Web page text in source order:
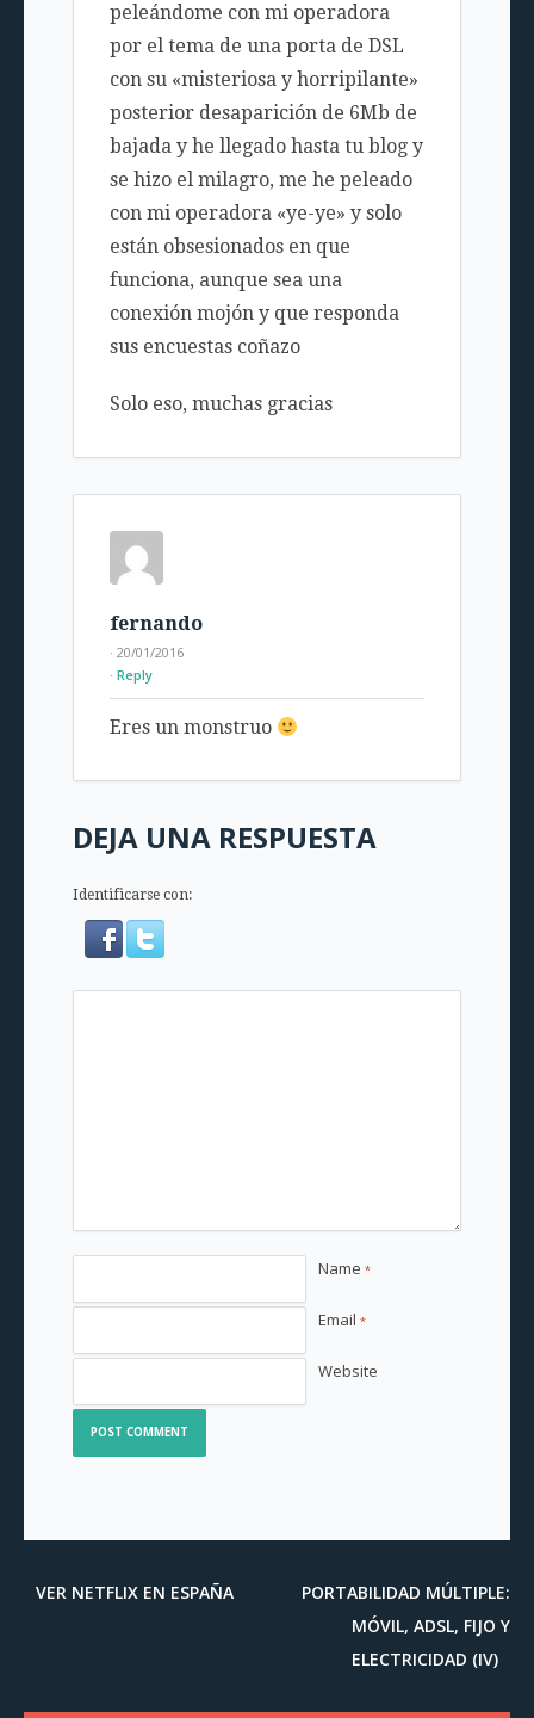
peleándome con mi operadora
por el tema de una porta de DSL
con su «misteriosa y horripilante»
posterior desaparición de 6Mb de
bajada y he llegado hasta tu blog y
se hizo el milagro, me he peleado
con mi operadora «ye-ye» y solo
están obsesionados en que
funciona, aunque sea una
conexión mojón y que responda
sus encuestas coñazo
Solo eso, muchas gracias
fernando
· 20/01/2016
Reply
Eres un monstruo
DEJA UNA RESPUESTA
Identificarse con:
Name *
Email *
Website
VER NETFLIX EN ESPAÑA
PORTABILIDAD MÚLTIPLE:
MÓVIL, ADSL, FIJO Y
ELECTRICIDAD (IV)